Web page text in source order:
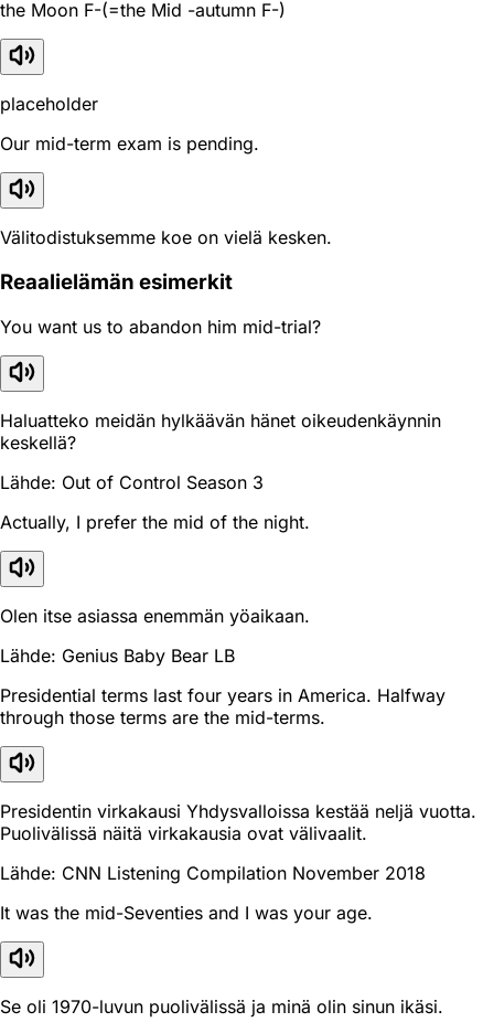
the Moon F-(=the Mid -autumn F-)
placeholder
Our mid-term exam is pending.
Välitodistuksemme koe on vielä kesken.
Reaali­elämän esimerkit
You want us to abandon him mid-trial?
Haluatteko meidän hylkäävän hänet oikeudenkäynnin
keskellä?
Lähde: Out of Control Season 3
Actually, I prefer the mid of the night.
Olen itse asiassa enemmän yöaikaan.
Lähde: Genius Baby Bear LB
Presidential terms last four years in America. Halfway
through those terms are the mid-terms.
Presidentin virkakausi Yhdysvalloissa kestää neljä vuotta.
Puolivälissä näitä virkakausia ovat välivaalit.
Lähde: CNN Listening Compilation November 2018
It was the mid-Seventies and I was your age.
Se oli 1970-luvun puolivälissä ja minä olin sinun ikäsi.